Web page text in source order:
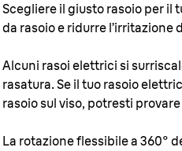
Scegliere il giusto rasoio per il
da rasoio e ridurre l’irritazione
Alcuni rasoi elettrici si
rasatura. Se il tuo rasoio
rasoio sul viso, potresti
La rotazione flessibile a 360°